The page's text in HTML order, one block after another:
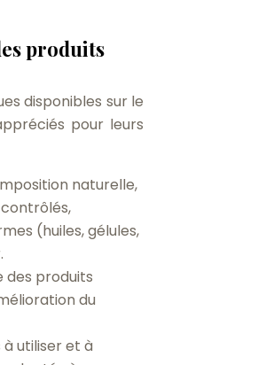
produits
disponibles sur le
pour leurs
naturelle,
(huiles, gélules,
des produits
du
à utiliser et à